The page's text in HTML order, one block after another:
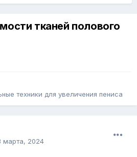
тканей полового
техники для увеличения пениса
марта, 2024